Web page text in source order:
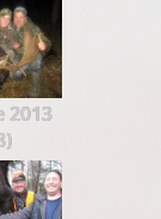
2013